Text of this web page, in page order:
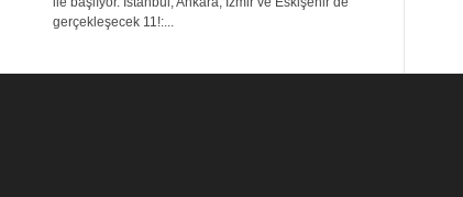
gerçekleşecek 11!:...